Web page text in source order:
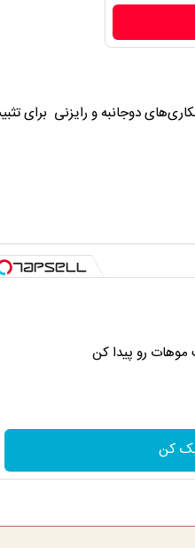
دوجانبه و رایزنی برای
رو پیدا کن
کن